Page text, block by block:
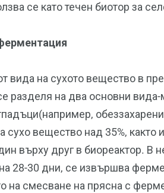
се като течен биотор за
вида на сухото вещество в
разделя на два основни
вещество над 35%, както
върху друг в биореактор. В
28-30 дни, се извършва
на смесване на прясна с